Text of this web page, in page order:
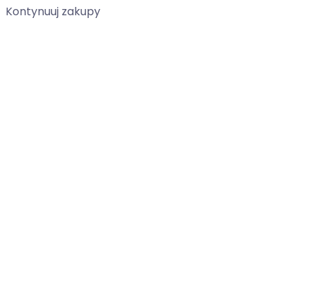
Kontynuuj zakupy